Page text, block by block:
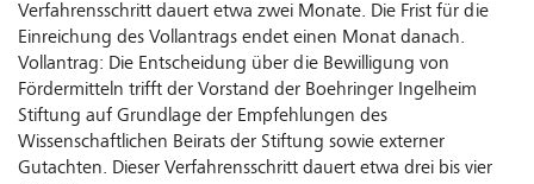
Verfahrensschritt dauert etwa zwei Monate. Die Frist für die
Einreichung des Vollantrags endet einen Monat danach.
Vollantrag: Die Entscheidung über die Bewilligung von
Fördermitteln trifft der Vorstand der Boehringer Ingelheim
Stiftung auf Grundlage der Empfehlungen des
Wissenschaftlichen Beirats der Stiftung sowie externer
Gutachten. Dieser Verfahrensschritt dauert etwa drei bis vier